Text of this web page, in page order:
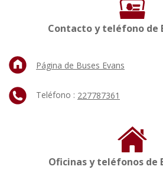
Contacto y teléfono de
Página de Buses Evans
Teléfono : 227787361
Oficinas y teléfonos de